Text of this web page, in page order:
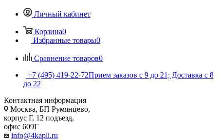
Личный кабинет
Корзина0
Избранные товары0
Сравнение товаров0
+7 (495) 419-22-72Прием заказов с 9 до 21; Доставка с 8
до 22
Контактная информация
Москва, БП Румянцево,
корпус Г, 12 подъезд,
офис 609Г
info@4kapli.ru